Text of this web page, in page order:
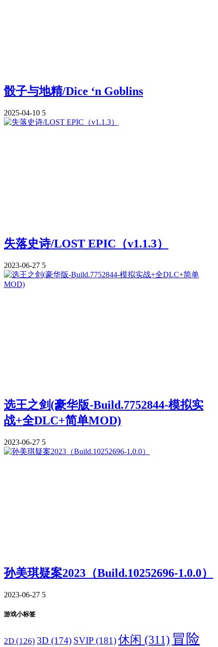
骰子与地精/Dice ‘n Goblins
2025-04-10 5
失落史诗/LOST EPIC（v1.1.3）
2023-06-27 5
选王之剑(豪华版-Build.7752844-模拟实
战+全DLC+简单MOD)
2023-06-27 5
孙美琪疑案2023（Build.10252696-1.0.0）
2023-06-27 5
游戏小标签
2D (126) 3D (174) SVIP (181)休闲 (311) 冒险